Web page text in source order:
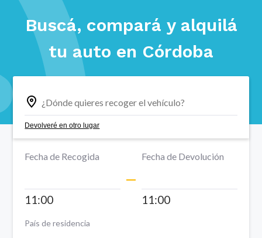
Buscá, compará y alquilá
tu auto en Córdoba
Devolveré en otro lugar
Fecha de Recogida
11:00
Fecha de Devolución
11:00
País de residencia